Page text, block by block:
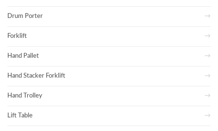
Drum Porter
Forklift
Hand Pallet
Hand Stacker Forklift
Hand Trolley
Lift Table